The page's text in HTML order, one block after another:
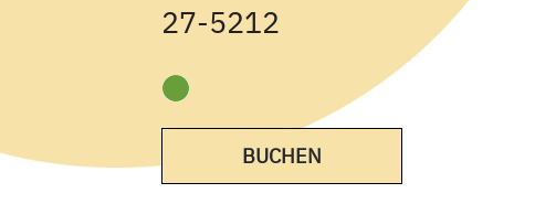
27-5212
BUCHEN